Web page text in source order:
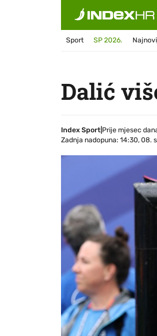
Sport SP 2026.
Dalić
Index Sport
Prije mjesec
Zadnja nadopuna: 14:30, 08.